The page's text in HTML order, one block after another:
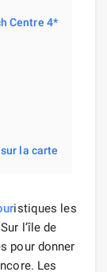
Centre 4*
la carte
istiques les
l’île de
pour donner
Les